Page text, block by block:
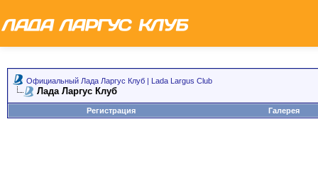
Официальный Лада Ларгус Клуб | Lada Largus Club
Лада Ларгус Клуб
Регистрация Галерея